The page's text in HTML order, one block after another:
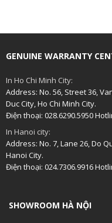
GENUINE WARRANTY
In Ho Chi Minh City:
Address: No. 56, Street 36,
Duc City, Ho Chi Minh City.
Điện thoại: 028.6290.5950
In Hanoi city:
Address: No. 7, Lane 26, Do
Hanoi City.
Điện thoại: 024.7306.9916
SHOWROOM HÀ NỘI